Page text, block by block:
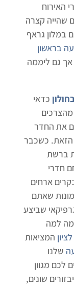
האירוח
שהייה קצרה
במלון גראף
בראשון
גם ליממה
כדאי
את החדר
הזאת. כשכבר
ברשת
חדרי
ארחים
שאתם
שביצע
למה
המציאות
שלנו
מגוון
שונים,